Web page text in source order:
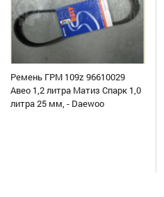
Ремень ГРМ 109z 96610029
Авео 1,2 литра Матиз Спарк 1,0
литра 25 мм, - Daewoo